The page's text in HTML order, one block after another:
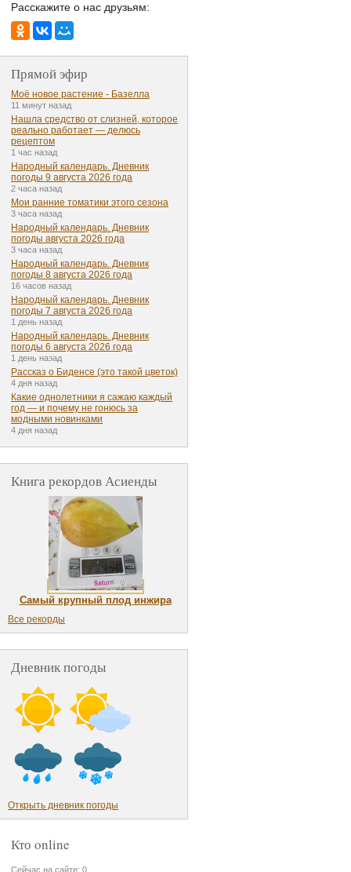
Расскажите о нас друзьям:
Прямой эфир
Моё новое растение - Базелла
11 минут назад
Нашла средство от слизней, которое
реально работает — делюсь
рецептом
1 час назад
Народный календарь. Дневник
погоды 9 августа 2026 года
2 часа назад
Мои ранние томатики этого сезона
3 часа назад
Народный календарь. Дневник
погоды августа 2026 года
3 часа назад
Народный календарь. Дневник
погоды 8 августа 2026 года
16 часов назад
Народный календарь. Дневник
погоды 7 августа 2026 года
1 день назад
Народный календарь. Дневник
погоды 6 августа 2026 года
1 день назад
Рассказ о Биденсе (это такой цветок)
4 дня назад
Какие однолетники я сажаю каждый
год — и почему не гонюсь за
модными новинками
4 дня назад
Книга рекордов Асиенды
Самый крупный плод инжира
Все рекорды
Дневник погоды
Открыть дневник погоды
Кто online
Сейчас на сайте: 0